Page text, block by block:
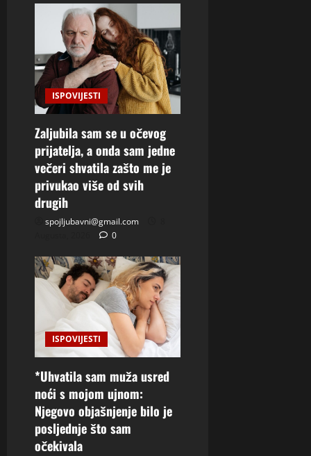
ISPOVIJESTI
Zaljubila sam se u očevog
prijatelja, a onda sam jedne
večeri shvatila zašto me je
privukao više od svih
drugih
spojljubavni@gmail.com
0
ISPOVIJESTI
*Uhvatila sam muža usred
noći s mojom ujnom:
Njegovo objašnjenje bilo je
posljednje što sam
očekivala